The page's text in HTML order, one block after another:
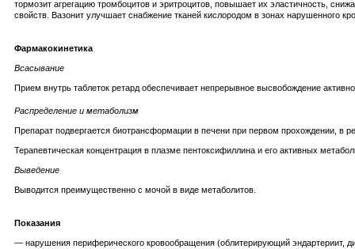
тормозит агрегацию тромбоцитов и эритроцитов, повышает их эластичность,
свойств. Вазонит улучшает снабжение тканей кислородом в зонах нарушенного
Фармакокинетика
Всасывание
Прием внутрь таблеток ретард обеспечивает непрерывное высвобождение
Распределение и метаболизм
Препарат подвергается биотрансформации в печени при первом прохождении, в
Терапевтическая концентрация в плазме пентоксифиллина и его активных
Выведение
Выводится преимущественно с мочой в виде метаболитов.
Показания
— нарушения периферического кровообращения (облитерирующий эндартериит,